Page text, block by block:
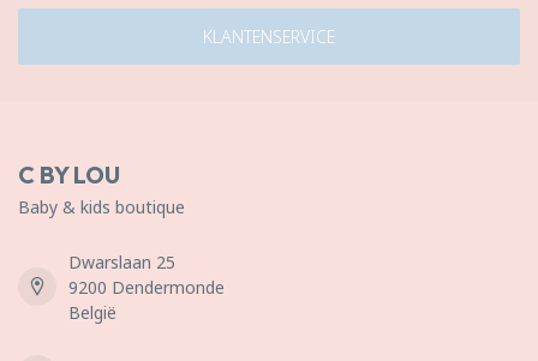
KLANTENSERVICE
C BY LOU
Baby & kids boutique
Dwarslaan 25
9200 Dendermonde
België